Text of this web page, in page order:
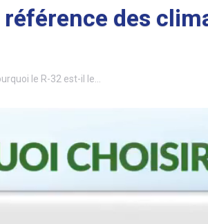
des
le R-32 est-il le…